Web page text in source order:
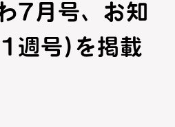
7月号、お知
週号)を掲載